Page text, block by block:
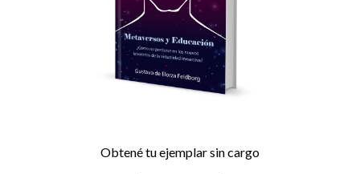
Obtené tu ejemplar sin cargo